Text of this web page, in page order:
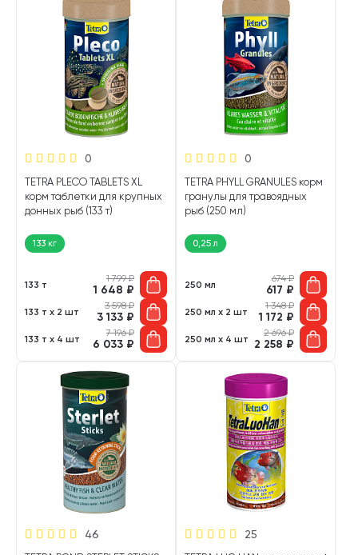
0
TETRA PLECO TABLETS XL
корм таблетки для крупных
донных рыб (133 т)
133 кг
133 т
1 799₽
1 648 ₽
133 т х 2 шт
3 598₽
3 133 ₽
133 т х 4 шт
7 196₽
6 033 ₽
0
TETRA PHYLL GRANULES корм
гранулы для травоядных
рыб (250 мл)
0,25 л
250 мл
674₽
617 ₽
250 мл х 2 шт
1 348₽
1 172 ₽
250 мл х 4 шт
2 696₽
2 258 ₽
46 25